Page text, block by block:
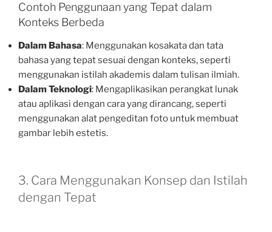
Contoh Penggunaan yang Tepat dalam
Konteks Berbeda
Dalam Bahasa: Menggunakan kosakata dan tata
bahasa yang tepat sesuai dengan konteks, seperti
menggunakan istilah akademis dalam tulisan ilmiah.
Dalam Teknologi: Mengaplikasikan perangkat lunak
atau aplikasi dengan cara yang dirancang, seperti
menggunakan alat pengeditan foto untuk membuat
gambar lebih estetis.
3. Cara Menggunakan Konsep dan Istilah
dengan Tepat